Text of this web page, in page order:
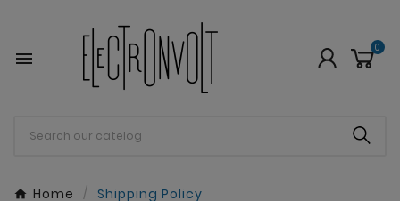

0
Home Shipping Policy